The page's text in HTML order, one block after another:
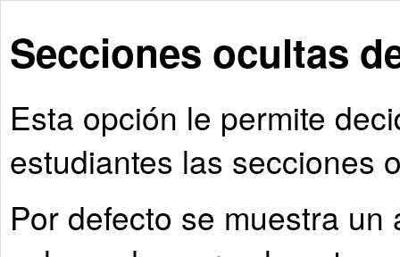
Secciones ocultas
Esta opción le permite
estudiantes las secciones
Por defecto se muestra